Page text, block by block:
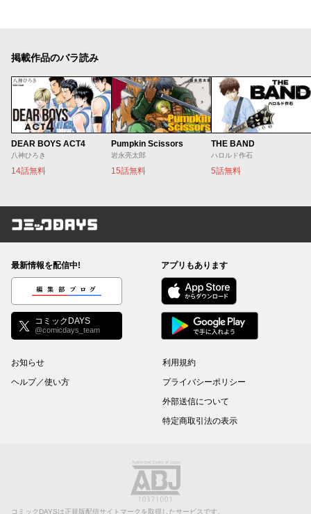
掲載作品のバラ読み
DEAR BOYS ACT4
八神ひろき
14話無料
Pumpkin Scissors
岩永亮太郎
15話無料
THE BAND
ハロルド作石
5話無料
コミックDAYS
最新情報を配信中!
編集部ブログ
コミックDAYS
@comicdays_team
アプリもあります
お知らせ
ヘルプ／使い方
利用規約
プライバシーポリシー
外部送信について
特定商取引法の表示
コミックDAYSは正規版配信サイトマークを取得したサービスです。